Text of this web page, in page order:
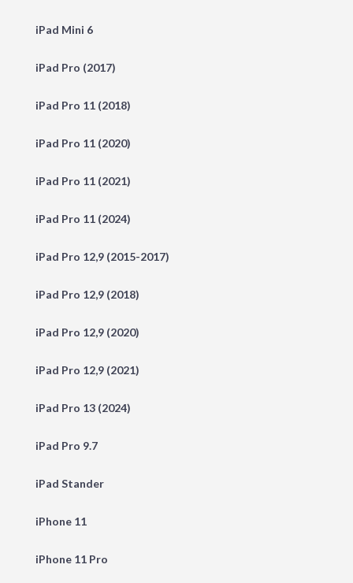
iPad Mini 6
iPad Pro (2017)
iPad Pro 11 (2018)
iPad Pro 11 (2020)
iPad Pro 11 (2021)
iPad Pro 11 (2024)
iPad Pro 12,9 (2015-2017)
iPad Pro 12,9 (2018)
iPad Pro 12,9 (2020)
iPad Pro 12,9 (2021)
iPad Pro 13 (2024)
iPad Pro 9.7
iPad Stander
iPhone 11
iPhone 11 Pro